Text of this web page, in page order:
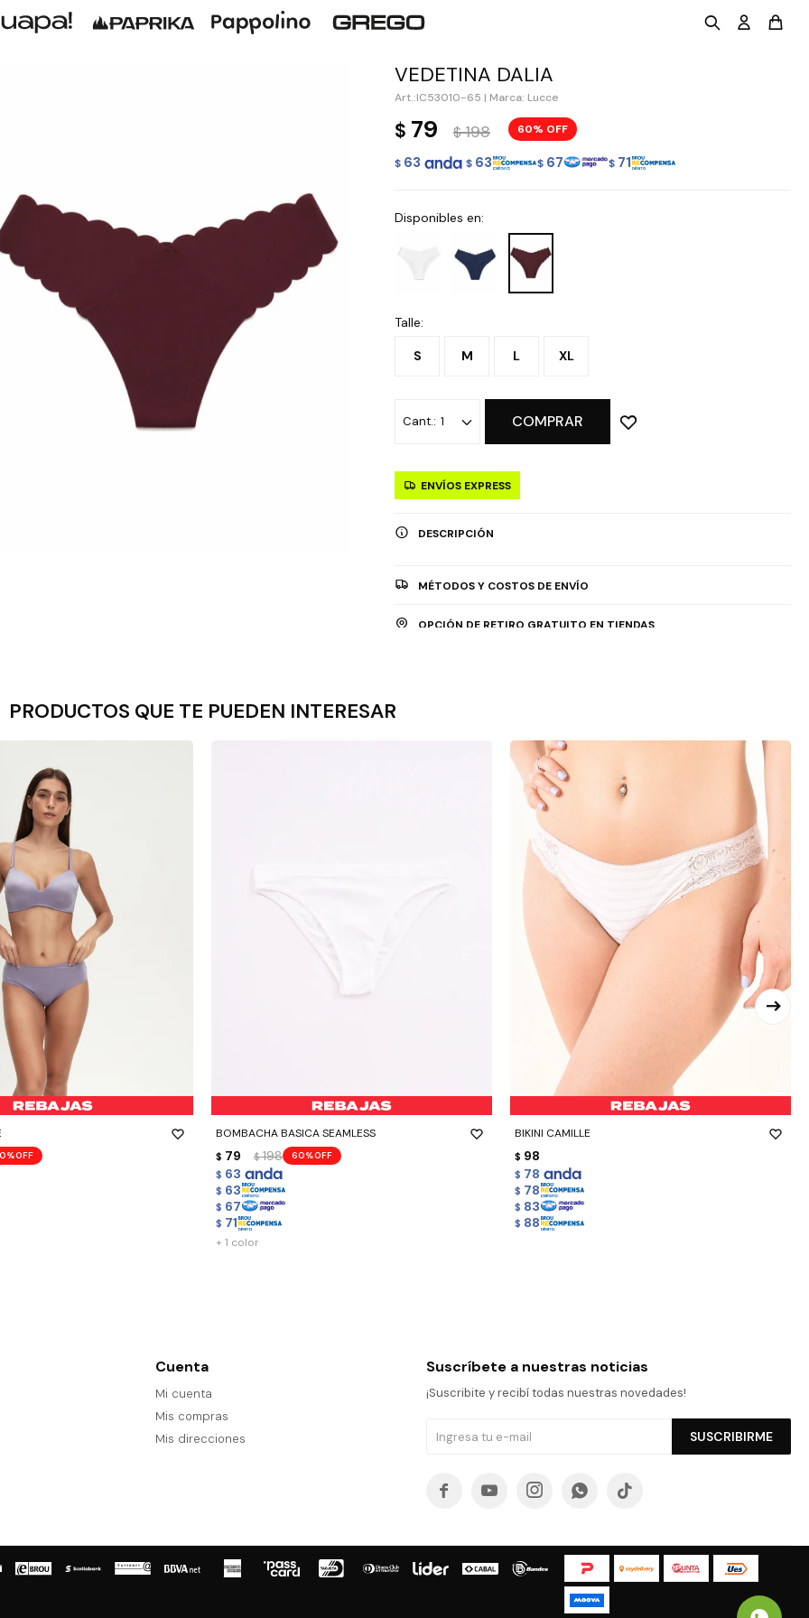
VEDETINA DALIA
IC53010-65 | Marca: Lucce
$ 79 $ 198 60
$ 63 $ 63 $ 67 $ 71
Disponibles en:
Talle:
S M L XL
1 COMPRAR
ENVÍOS EXPRESS
DESCRIPCIÓN
MÉTODOS Y COSTOS DE ENVÍO
OPCIÓN DE RETIRO GRATUITO EN TIENDAS
PRODUCTOS QUE TE PUEDEN INTERESAR
BOMBACHA BASICA SEAMLESS
$ 79 $ 198 60
$ 63
$ 63
$ 67
$ 71
- +
+ 1 color
BIKINI CAMILLE
$ 98
$ 78
$ 78
$ 83
$ 88
- +
Cuenta
Mi cuenta
Mis compras
Mis direcciones
Suscríbete a nuestras noticias
¡Suscribite y recibí todas nuestras novedades!
SUSCRIBIRME
    